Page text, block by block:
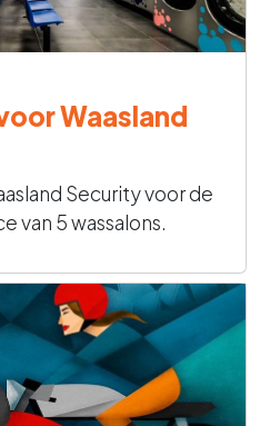
Waasland
Security voor de
van 5 wassalons.